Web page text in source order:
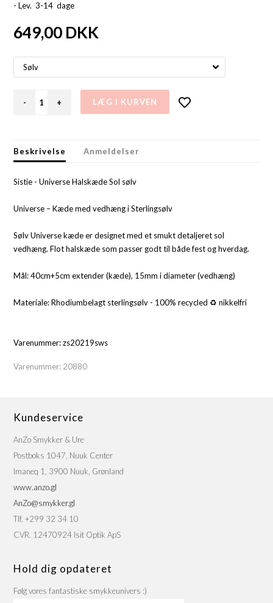
- Lev. 3-14 dage
649,00 DKK
- +
Beskrivelse Anmeldelser
Sistie - Universe Halskæde Sol sølv
Universe – Kæde med vedhæng i Sterlingsølv
Sølv Universe kæde er designet med et smukt detaljeret sol
vedhæng. Flot halskæde som passer godt til både fest og hverdag.
Mål: 40cm+5cm extender (kæde), 15mm i diameter (vedhæng)
Materiale: Rhodiumbelagt sterlingsølv - 100% recycled ♻️ nikkelfri
Varenummer: zs20219sws
Varenummer: 20880
Kundeservice
AnZo Smykker & Ure
Postboks 1047, Nuuk Center
Imaneq 1, 3900 Nuuk, Grønland
www.anzo.gl
AnZo@smykker.gl
Tlf. +299 32 34 10
CVR. 12470924 Isit Optik ApS
Hold dig opdateret
Følg vores fantastiske smykkeunivers :)